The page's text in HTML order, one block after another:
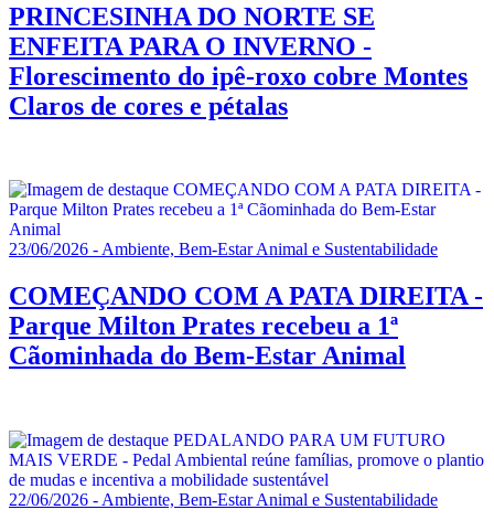
PRINCESINHA DO NORTE SE
ENFEITA PARA O INVERNO -
Florescimento do ipê-roxo cobre Montes
Claros de cores e pétalas
23/06/2026 - Ambiente, Bem-Estar Animal e Sustentabilidade
COMEÇANDO COM A PATA DIREITA -
Parque Milton Prates recebeu a 1ª
Cãominhada do Bem-Estar Animal
22/06/2026 - Ambiente, Bem-Estar Animal e Sustentabilidade